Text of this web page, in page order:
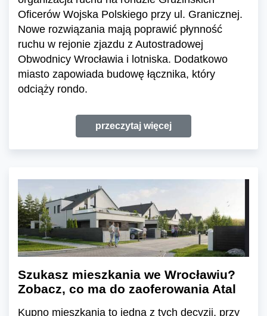
Oficerów Wojska Polskiego przy ul. Granicznej.
Nowe rozwiązania mają poprawić płynność
ruchu w rejonie zjazdu z Autostradowej
Obwodnicy Wrocławia i lotniska. Dodatkowo
miasto zapowiada budowę łącznika, który
odciąży rondo.
przeczytaj więcej
Szukasz mieszkania we Wrocławiu?
Zobacz, co ma do zaoferowania Atal
Kupno mieszkania to jedna z tych decyzji, przy